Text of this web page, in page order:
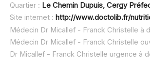
Quartier : Le Chemin Dupuis, Cergy
Site internet : http://www.doctolib.fr/nutritionniste/
Médecin Dr Micallef - Franck Christelle à